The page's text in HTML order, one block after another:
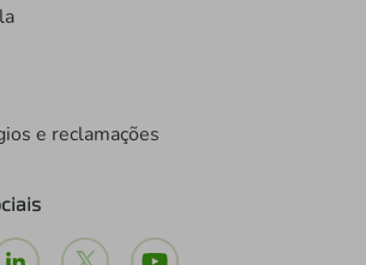
e reclamações